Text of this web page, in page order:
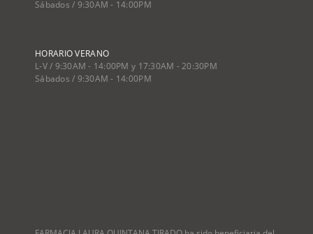
Sábados / 9:30AM - 14:00PM
HORARIO VERANO
L-V / 9:30AM - 14:00PM y 17:30AM - 20:30PM
Sábados / 9:30AM - 14:00PM